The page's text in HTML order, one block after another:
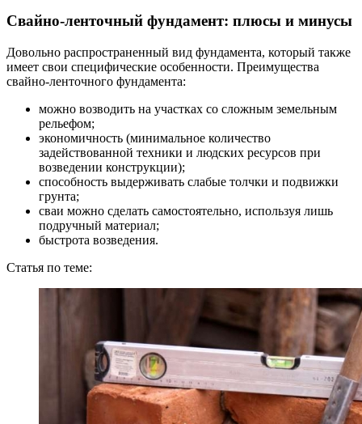
Свайно-ленточный фундамент: плюсы и минусы
Довольно распространенный вид фундамента, который также
имеет свои специфические особенности. Преимущества
свайно-ленточного фундамента:
можно возводить на участках со сложным земельным
рельефом;
экономичность (минимальное количество
задействованной техники и людских ресурсов при
возведении конструкции);
способность выдерживать слабые толчки и подвижки
грунта;
сваи можно сделать самостоятельно, используя лишь
подручный материал;
быстрота возведения.
Статья по теме: